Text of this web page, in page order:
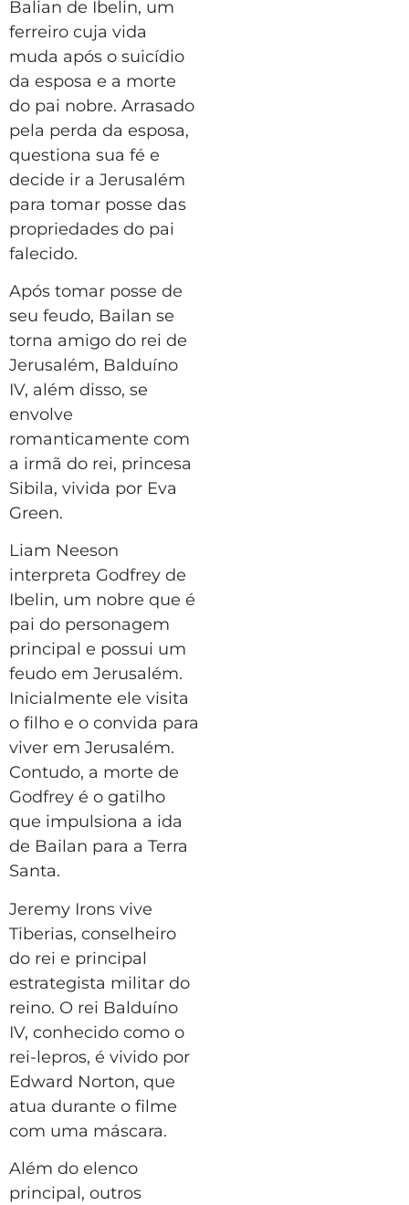
Balian de Ibelin, um
ferreiro cuja vida
muda após o suicídio
da esposa e a morte
do pai nobre. Arrasado
pela perda da esposa,
questiona sua fé e
decide ir a Jerusalém
para tomar posse das
propriedades do pai
falecido.
Após tomar posse de
seu feudo, Bailan se
torna amigo do rei de
Jerusalém, Balduíno
IV, além disso, se
envolve
romanticamente com
a irmã do rei, princesa
Sibila, vivida por Eva
Green.
Liam Neeson
interpreta Godfrey de
Ibelin, um nobre que é
pai do personagem
principal e possui um
feudo em Jerusalém.
Inicialmente ele visita
o filho e o convida para
viver em Jerusalém.
Contudo, a morte de
Godfrey é o gatilho
que impulsiona a ida
de Bailan para a Terra
Santa.
Jeremy Irons vive
Tiberias, conselheiro
do rei e principal
estrategista militar do
reino. O rei Balduíno
IV, conhecido como o
rei-lepros, é vivido por
Edward Norton, que
atua durante o filme
com uma máscara.
Além do elenco
principal, outros